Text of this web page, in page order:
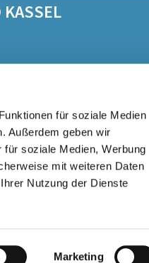
für soziale Medien
Außerdem geben wir
soziale Medien, Werbung
mit weiteren Daten
Nutzung der Dienste
Marketing
KASSEL
KASSEL IBAN: DE12 5206